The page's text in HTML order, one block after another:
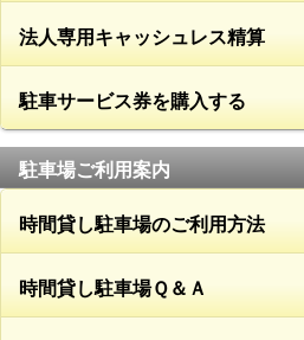
法人専用キャッシュレス精算
駐車サービス券を購入する
駐車場ご利用案内
時間貸し駐車場のご利用方法
時間貸し駐車場Ｑ＆Ａ